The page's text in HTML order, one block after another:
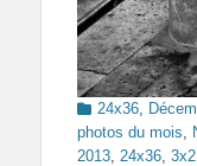
Categories
24x36,
photos du mois,
2013, 24x36, 3x2